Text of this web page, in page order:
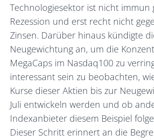
Technologiesektor ist nicht immun
Rezession und erst recht nicht
Zinsen. Darüber hinaus kündigte
Neugewichtung an, um die
MegaCaps im Nasdaq100 zu
interessant sein zu beobachten,
Kurse dieser Aktien bis zur
Juli entwickeln werden und ob
Indexanbieter diesem Beispiel
Dieser Schritt erinnert an die